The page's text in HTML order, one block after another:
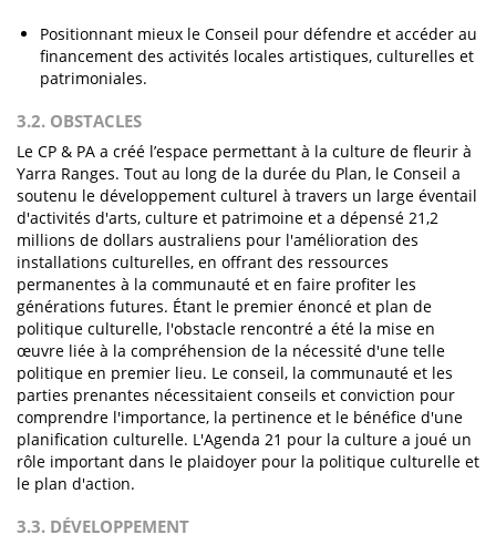
Positionnant mieux le Conseil pour défendre et accéder au
financement des activités locales artistiques, culturelles et
patrimoniales.
3.2. OBSTACLES
Le CP & PA a créé l’espace permettant à la culture de fleurir à
Yarra Ranges. Tout au long de la durée du Plan, le Conseil a
soutenu le développement culturel à travers un large éventail
d'activités d'arts, culture et patrimoine et a dépensé 21,2
millions de dollars australiens pour l'amélioration des
installations culturelles, en offrant des ressources
permanentes à la communauté et en faire profiter les
générations futures. Étant le premier énoncé et plan de
politique culturelle, l'obstacle rencontré a été la mise en
œuvre liée à la compréhension de la nécessité d'une telle
politique en premier lieu. Le conseil, la communauté et les
parties prenantes nécessitaient conseils et conviction pour
comprendre l'importance, la pertinence et le bénéfice d'une
planification culturelle. L'Agenda 21 pour la culture a joué un
rôle important dans le plaidoyer pour la politique culturelle et
le plan d'action.
3.3. DÉVELOPPEMENT